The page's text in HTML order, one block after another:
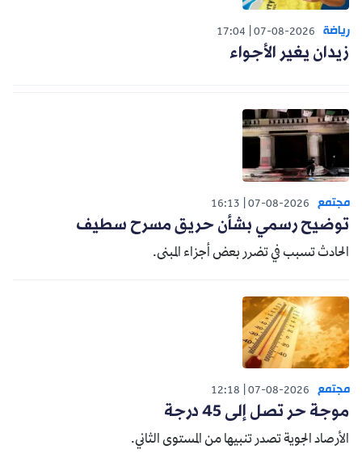
رياضة 07-08-2026
17:04
زيدان يغير الأجواء
مجتمع 07-08-2026
16:13
توضيح رسمي بشأن حريق مسرح سطيف
الحادث تسبب في تضرر بعض أجزاء المبنى.
مجتمع 07-08-2026
12:18
موجة حر تصل إلى 45 درجة
الأرصاد الجوية تصدر تنبيها من المستوى الثاني.